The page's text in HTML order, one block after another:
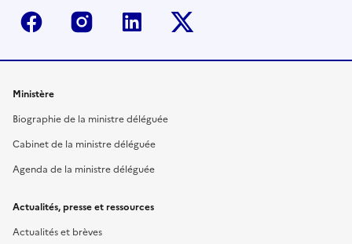
Facebook InstagramLinkedin
Ministère
Biographie de la ministre déléguée
Cabinet de la ministre déléguée
Agenda de la ministre déléguée
Actualités, presse et ressources
Actualités et brèves